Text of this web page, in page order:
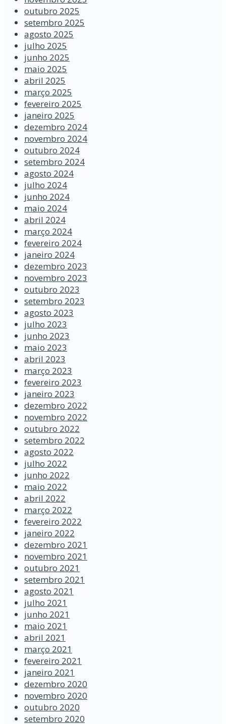
outubro 2025
setembro 2025
agosto 2025
julho 2025
junho 2025
maio 2025
abril 2025
março 2025
fevereiro 2025
janeiro 2025
dezembro 2024
novembro 2024
outubro 2024
setembro 2024
agosto 2024
julho 2024
junho 2024
maio 2024
abril 2024
março 2024
fevereiro 2024
janeiro 2024
dezembro 2023
novembro 2023
outubro 2023
setembro 2023
agosto 2023
julho 2023
junho 2023
maio 2023
abril 2023
março 2023
fevereiro 2023
janeiro 2023
dezembro 2022
novembro 2022
outubro 2022
setembro 2022
agosto 2022
julho 2022
junho 2022
maio 2022
abril 2022
março 2022
fevereiro 2022
janeiro 2022
dezembro 2021
novembro 2021
outubro 2021
setembro 2021
agosto 2021
julho 2021
junho 2021
maio 2021
abril 2021
março 2021
fevereiro 2021
janeiro 2021
dezembro 2020
novembro 2020
outubro 2020
setembro 2020